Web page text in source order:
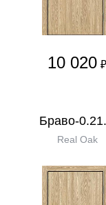
10 020 ₽
Браво-
Real Oak